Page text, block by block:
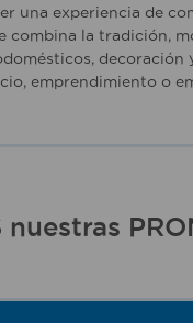
una experiencia de
combina la tradición,
emprendimiento o